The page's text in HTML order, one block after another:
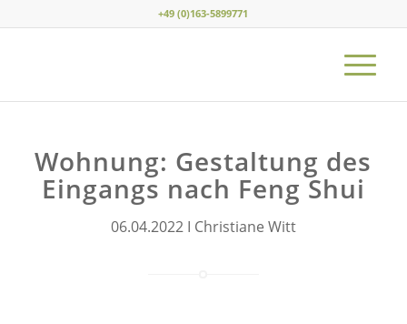
+49 (0)163-5899771
Wohnung: Gestaltung des
Eingangs nach Feng Shui
06.04.2022 I Christiane Witt